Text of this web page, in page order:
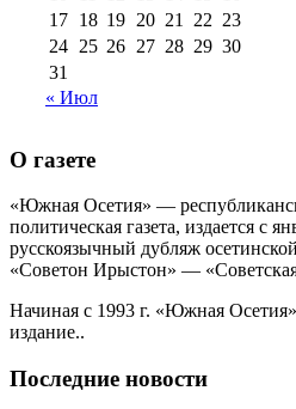
17 18 19 20 21 22 23
24 25 26 27 28 29 30
31
« Июл
О газете
«Южная Осетия» —
политическая газета, издается с
русскоязычный дубляж
«Советон Ирыстон» —
Начиная с 1993 г. «Южная
издание..
Последние новости